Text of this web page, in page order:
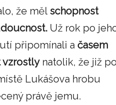
že měl schopnost
Už rok po
připomínali a časem
vzrostlynatolik, že již
Lukášova hrobu
právě jemu.